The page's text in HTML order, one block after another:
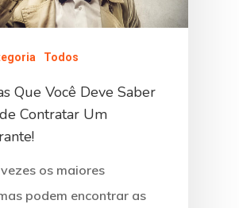
Todos
Que Você Deve Saber
Contratar Um
os maiores
podem encontrar as